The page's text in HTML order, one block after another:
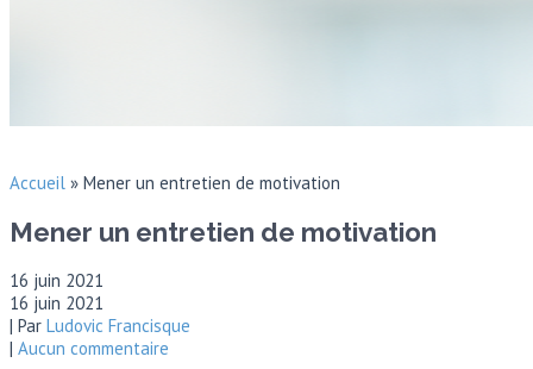
Accueil » Mener un entretien de motivation
Mener un entretien de motivation
16 juin 2021
16 juin 2021
| Par Ludovic Francisque
| Aucun commentaire